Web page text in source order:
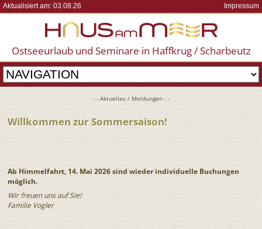
Aktualisiert am: 03.08.26 Impressum
Ostseeurlaub und Seminare in Haffkrug / Scharbeutz
- - Aktuelles / Meldungen - -
Willkommen zur Sommersaison!
Ab Himmelfahrt, 14. Mai 2026 sind wieder individuelle Buchungen
möglich.
Wir freuen uns auf Sie!
Familie Vogler